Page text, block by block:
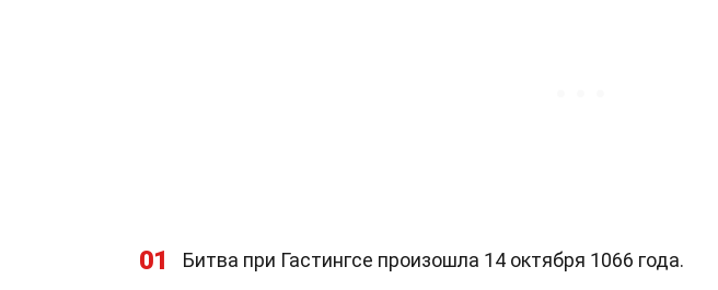
01 Битва при Гастингсе произошла 14 октября 1066 года.